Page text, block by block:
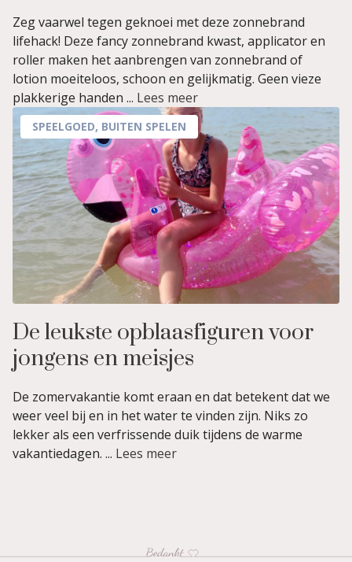
Zeg vaarwel tegen geknoei met deze zonnebrand
lifehack! Deze fancy zonnebrand kwast, applicator en
roller maken het aanbrengen van zonnebrand of
lotion moeiteloos, schoon en gelijkmatig. Geen vieze
plakkerige handen ... Lees meer
SPEELGOED, BUITEN SPELEN
De leukste opblaasfiguren voor
jongens en meisjes
De zomervakantie komt eraan en dat betekent dat we
weer veel bij en in het water te vinden zijn. Niks zo
lekker als een verfrissende duik tijdens de warme
vakantiedagen. ... Lees meer